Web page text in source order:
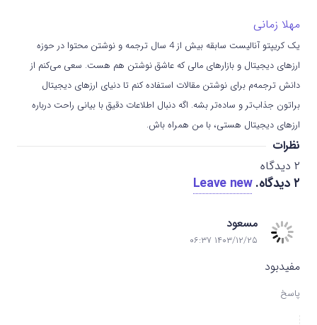
مهلا زمانی
یک کریپتو آنالیست سابقه بیش از 4 سال ترجمه و نوشتن محتوا در حوزه
ارزهای دیجیتال و بازارهای مالی که عاشق نوشتن هم هست. سعی می‌کنم از
دانش ترجمه‌م برای نوشتن مقالات استفاده کنم تا دنیای ارزهای دیجیتال
براتون جذاب‌تر و ساده‌تر بشه. اگه دنبال اطلاعات دقیق با بیانی راحت درباره
ارزهای دیجیتال هستی، با من همراه باش.
نظرات
۲ دیدگاه
۲دیدگاه.
Leave new
مسعود
۱۴۰۳/۱۲/۲۵ ۰۶:۳۷
مفیدبود
پاسخ